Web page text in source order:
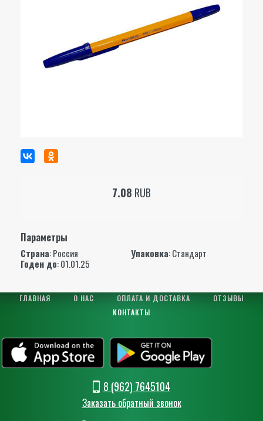
7.08 RUB
Параметры
Страна: Россия Упаковка: Стандарт
Годен до: 01.01.25
ГЛАВНАЯ О НАС ОПЛАТА И ДОСТАВКА
ОТЗЫВЫ
КОНТАКТЫ
8 (962) 7645104
Заказать обратный звонок